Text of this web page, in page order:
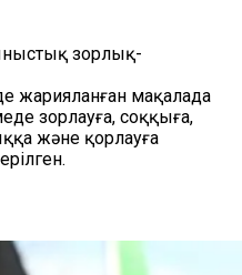
зорлық-
жарияланған мақалада
зорлауға, соққыға,
және қорлауға